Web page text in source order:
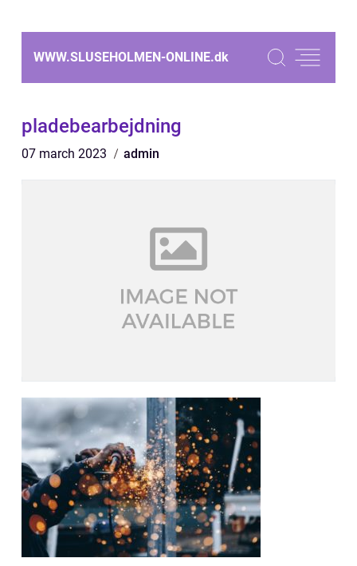
WWW.SLUSEHOLMEN-ONLINE.dk
pladebearbejdning
07 march 2023 admin